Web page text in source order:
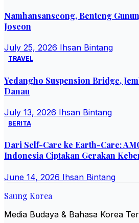
Namhansanseong, Benteng
Joseon
July 25, 2026 Ihsan Bintang
TRAVEL
Yedangho Suspension Bridge,
Danau
July 13, 2026 Ihsan Bintang
BERITA
Dari Self-Care ke Earth-Care:
Indonesia Ciptakan Gerakan
June 14, 2026 Ihsan Bintang
Saung Korea
Media Budaya & Bahasa Korea